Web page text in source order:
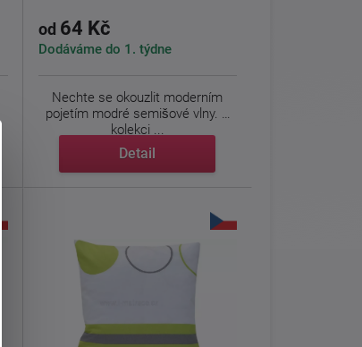
od 64 Kč
Dodáváme do 1. týdne
Nechte se okouzlit moderním
pojetím modré semišové vlny. V
kolekci ...
Detail